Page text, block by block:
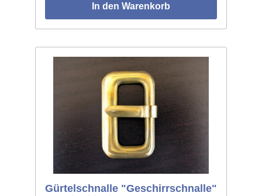
In den Warenkorb
Gürtelschnalle "Geschirrschnalle"